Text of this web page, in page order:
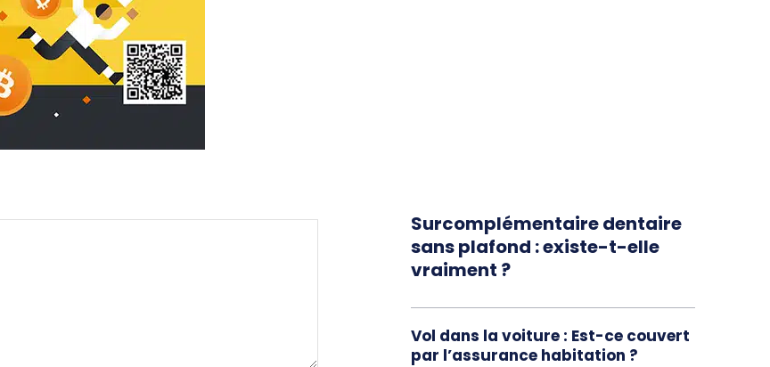
Surcomplémentaire dentaire
sans plafond : existe-t-elle
vraiment ?
Vol dans la voiture : Est-ce couvert
par l’assurance habitation ?